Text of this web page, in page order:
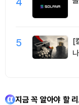
5
[
나
지금 꼭 알아야 할